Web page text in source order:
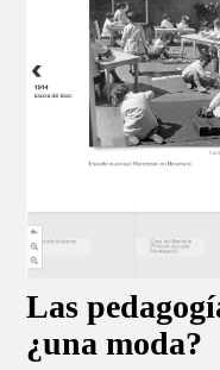
Las
¿una moda?